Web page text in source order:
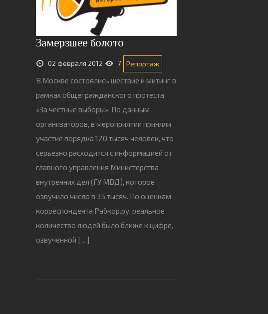
Замерзшее болото
02 февраля 2012 7 Репортаж
В Москве состоялись шествие и митинг в
рамках общегражданского протеста
«За честные выборы». По данным
организаторов, в мероприятии приняли
участие порядка 120 тысяч человек, что
серьезно расходится с информацией от
главного управления Министерства
внутренних дел (ГУ МВД), которое
озвучило число в 35 тысяч. По оценкам
корреспондента Рабкор.ру, реальное
количество людей было ближе к цифре,
озвученной […]